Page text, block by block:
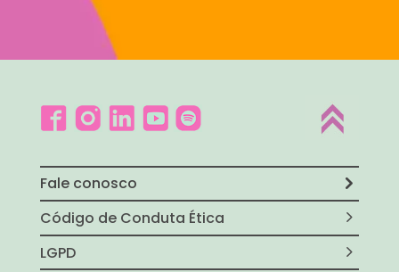
Fale conosco
Código de Conduta Ética
LGPD